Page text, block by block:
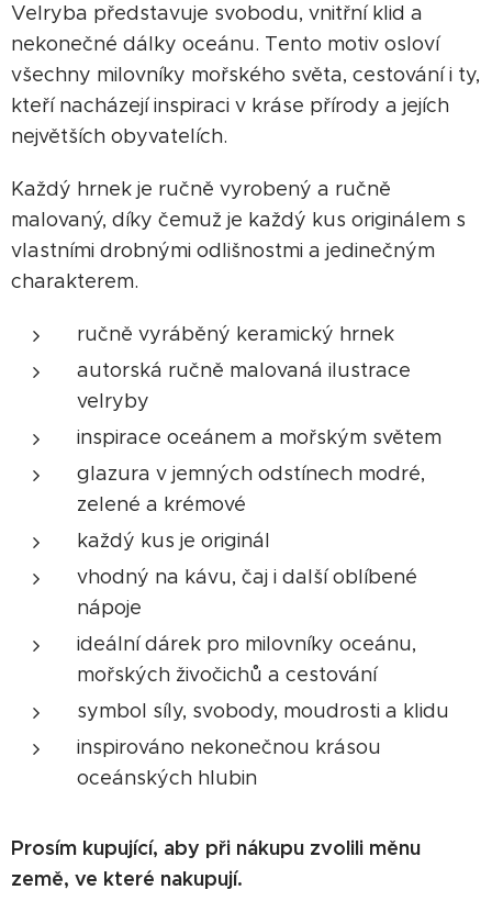
Velryba představuje svobodu, vnitřní klid a
nekonečné dálky oceánu. Tento motiv osloví
všechny milovníky mořského světa, cestování i ty,
kteří nacházejí inspiraci v kráse přírody a jejích
největších obyvatelích.
Každý hrnek je ručně vyrobený a ručně
malovaný, díky čemuž je každý kus originálem s
vlastními drobnými odlišnostmi a jedinečným
charakterem.
ručně vyráběný keramický hrnek
autorská ručně malovaná ilustrace
velryby
inspirace oceánem a mořským světem
glazura v jemných odstínech modré,
zelené a krémové
každý kus je originál
vhodný na kávu, čaj i další oblíbené
nápoje
ideální dárek pro milovníky oceánu,
mořských živočichů a cestování
symbol síly, svobody, moudrosti a klidu
inspirováno nekonečnou krásou
oceánských hlubin
Prosím kupující, aby při nákupu zvolili měnu
země, ve které nakupují.